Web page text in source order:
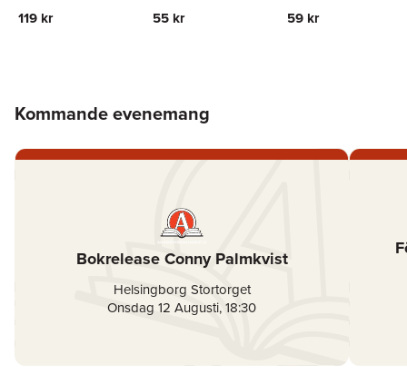
119 kr 55 kr 59 kr
Kommande evenemang
Bokrelease Conny Palmkvist
Helsingborg Stortorget
Onsdag 12 Augusti,18:30